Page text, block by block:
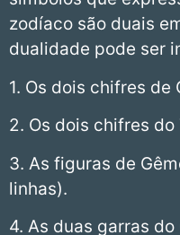
zodíaco são duais
dualidade pode ser
1. Os dois chifres de
2. Os dois chifres do
3. As figuras de
linhas).
4. As duas garras